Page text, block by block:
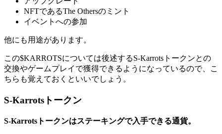
NFTであるThe Othersのミント
イベントへの参加
他にも用途があります。
この$KARROTSについては後述するS-Karrotsトークンとの
交換やゲームプレイで獲得できる ようになっているので、こ
ちらも覚えておくといいでしょう。
S-Karrotsトークン
S-Karrotsトークンはステーキングで入手できる通貨。